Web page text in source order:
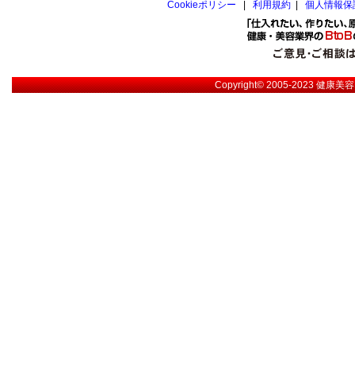
Cookieポリシー 利用規約 個人情報
Copyright© 2005-2023健康美